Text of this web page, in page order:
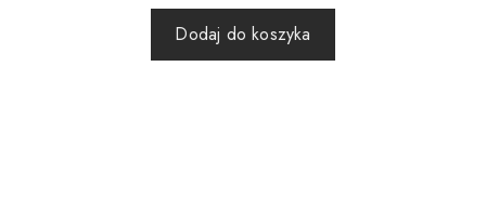
Dodaj do koszyka